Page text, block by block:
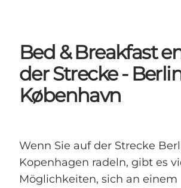
Essen
Unterkunft
Reise planen
Bed & Breakfast
der Strecke -
København
Wenn Sie auf der Strecke
Kopenhagen radeln, gibt es
Möglichkeiten, sich an einem